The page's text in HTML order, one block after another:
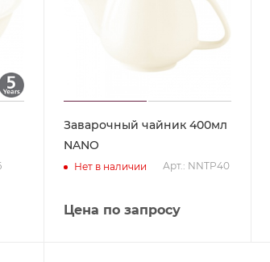
Заварочный чайник 400мл
NANO
Нет в наличии Арт.: NNTP40
Цена по запросу